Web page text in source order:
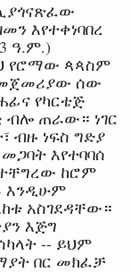
እየተቀነባበረ
ዓ.ም.)
የሮማው ጳጳስም
ሰው
የካርቴጅ
ብሎ ጠራው። ነገር
ብዙ ነፍስ ግድያ
እየተባባሰ
ከሮም
እንዲሁም
አስገደዳቸው።
እጅግ
-- ይህም
በር መክፈቻ